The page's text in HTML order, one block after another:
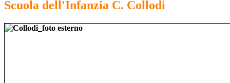
Scuola dell'Infanzia C. Collodi